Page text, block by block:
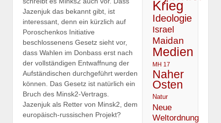
Jazenjuk das bekannt gibt, ist
interessant, denn ein kürzlich auf
Poroschenkos Initiative
beschlossenens Gesetz sieht vor,
dass Wahlen im Donbass erst nach
der vollständigen Entwaffnung der
Aufständischen durchgeführt werden
können. Das Gesetz ist natürlich ein
Bruch des Minsk2-Vertrags.
Jazenjuk als Retter von Minsk2, dem
europäisch-russischen Projekt?
Krieg
Ideologie
Israel
Maidan
Medien
MH 17
Naher
Osten
Natur
Neue
Weltordnung